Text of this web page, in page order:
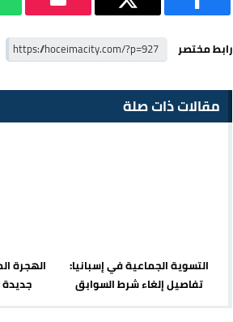
رابط مختصر
مقالات ذات صلة
التسوية الجماعية في إسبانيا:
تفاصيل إلغاء شرط السوابق
الهجرة